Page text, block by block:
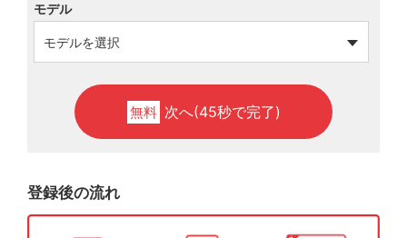
モデル
無料 次へ(45秒で完了)
登録後の流れ